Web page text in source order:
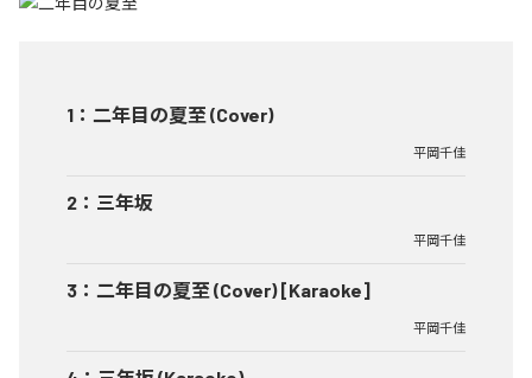
1 ： 二年目の夏至 (Cover)
平岡千佳
2 ： 三年坂
平岡千佳
3 ： 二年目の夏至 (Cover) [Karaoke]
平岡千佳